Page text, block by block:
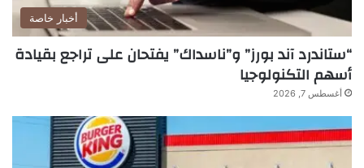
أخبار خاصة
“ستاندرد آند بورز” و”ناسداك” يفتحان على تراجع بقيادة
أسهم التكنولوجيا
أغسطس 7, 2026